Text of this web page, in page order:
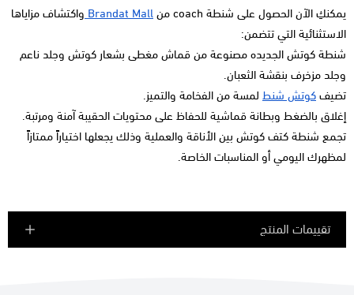
يمكنكِ الآن الحصول على شنطة coach من Brandat Mall واكتشاف مزاياها
الاستثنائية التي تتضمن:
شنطة كوتش الجديده مصنوعة من قماش مغطى بشعار كوتش وجلد ناعم
وجلد مزخرف بنقشة الثعبان.
تضيفكوتش شنط لمسة من الفخامة والتميز.
إغلاق بالضغط وبطانة قماشية للحفاظ على محتويات الحقيبة آمنة ومرتبة.
تجمع شنطة كتف كوتش بين الأناقة والعملية وذلك يجعلها اختياراً ممتازاً
لمظهرك اليومي أو المناسبات الخاصة.
تقييمات المنتج